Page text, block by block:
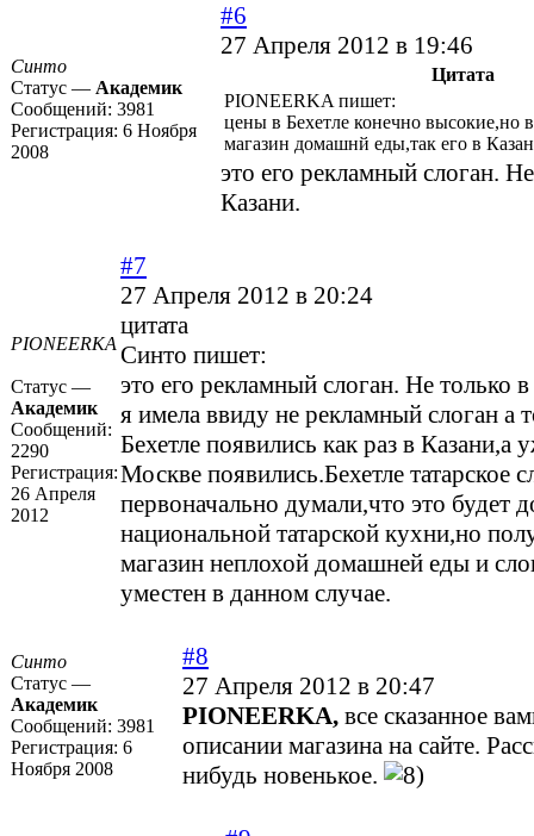
Синто
Статус — Академик
Сообщений: 3981
Регистрация: 6 Ноября
2008
#6
27 Апреля 2012 в 19:46
Цитата
PIONEERKA пишет:
цены в Бехетле конечно высокие,но
магазин домашнй еды,так его в
это его рекламный слоган.
Казани.
PIONEERKA
Статус —
Академик
Сообщений:
2290
Регистрация:
26 Апреля
2012
#7
27 Апреля 2012 в 20:24
цитата
Синто пишет:
это его рекламный слоган. Не только
я имела ввиду не рекламный слоган а
Бехетле появились как раз в Казани,а
Москве появились.Бехетле татарское
первоначально думали,что это будет
национальной татарской кухни,но
магазин неплохой домашней еды и
уместен в данном случае.
Синто
Статус —
Академик
Сообщений: 3981
Регистрация: 6
Ноября 2008
#8
27 Апреля 2012 в 20:47
PIONEERKA, все сказанное
описании магазина на сайте.
нибудь новенькое.